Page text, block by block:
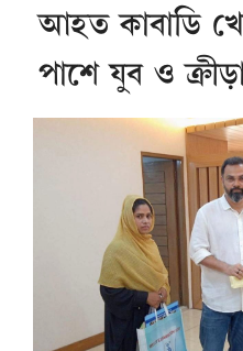
আহত কাবাডি
পাশে যুব ও